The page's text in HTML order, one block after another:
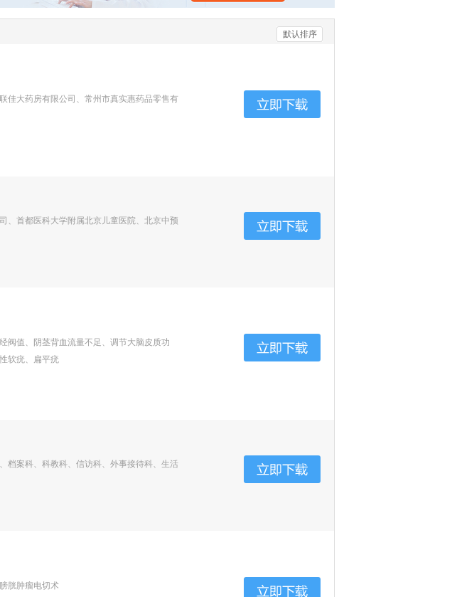
默认排序
佳大药房有限公司、常州市真实惠药品零售有
、首都医科大学附属北京儿童医院、北京中预
阀值、阴茎背血流量不足、调节大脑皮质功
软疣、扁平疣
档案科、科教科、信访科、外事接待科、生活
胱肿瘤电切术